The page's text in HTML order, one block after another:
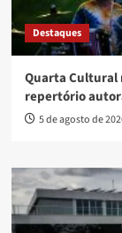
Destaques
Quarta Cultural
repertório
5 de agosto de